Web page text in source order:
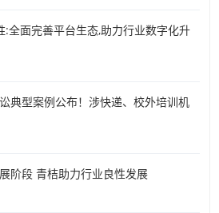
全面完善平台生态,助力行业数字化升
典型案例公布！涉快递、校外培训机
阶段 青桔助力行业良性发展